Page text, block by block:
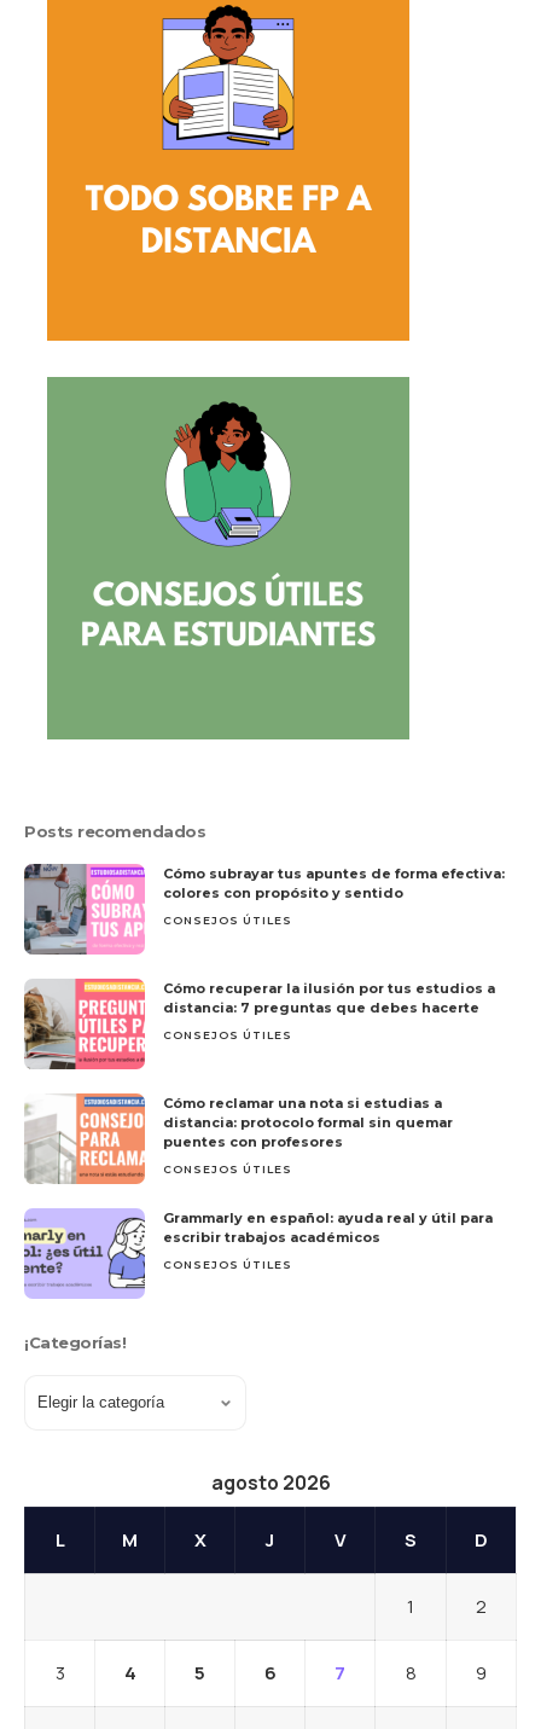
Posts recomendados
Cómo subrayar tus apuntes de forma efectiva:
colores con propósito y sentido
CONSEJOS ÚTILES
Cómo recuperar la ilusión por tus estudios a
distancia: 7 preguntas que debes hacerte
CONSEJOS ÚTILES
Cómo reclamar una nota si estudias a
distancia: protocolo formal sin quemar
puentes con profesores
CONSEJOS ÚTILES
Grammarly en español: ayuda real y útil para
escribir trabajos académicos
CONSEJOS ÚTILES
¡Categorías!
agosto 2026
L M X J V S D
1 2
3 4 5 6 7 8 9